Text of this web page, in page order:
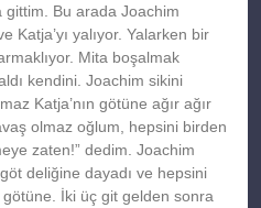
gittim. Bu arada Joachim
Katja’yı yalıyor. Yalarken bir
Mita boşalmak
kendini. Joachim sikini
Katja’nın götüne ağır ağır
olmaz oğlum, hepsini birden
zaten!” dedim. Joachim
deliğine dayadı ve hepsini
götüne. İki üç git gelden sonra